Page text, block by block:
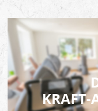
KRAFT-